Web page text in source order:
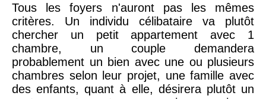
Tous les foyers n'auront pas les mêmes
critères. Un individu célibataire va plutôt
chercher un petit appartement avec 1
chambre, un couple demandera
probablement un bien avec une ou plusieurs
chambres selon leur projet, une famille avec
des enfants, quant à elle, désirera plutôt un